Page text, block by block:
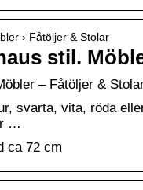
› Fåtöljer & Stolar
stil.
– Fåtöljer &
svarta, vita, röda
…
ca 72 cm